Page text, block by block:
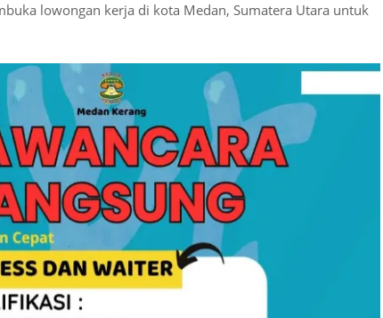
lowongan kerja di kota Medan, Sumatera Utara untuk